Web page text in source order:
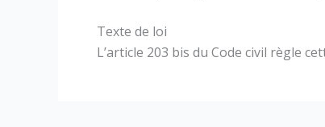
Texte de loi
L’article 203 bis du Code civil règle